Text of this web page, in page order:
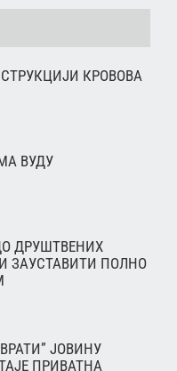
КРОВОВА
ВУДУ
ДРУШТВЕНИХ
ЗАУСТАВИТИ ПОЛНО
ЈОВИНУ
ПРИВАТНА